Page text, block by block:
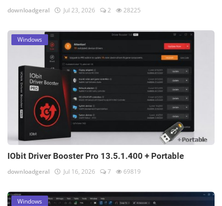
downloadgeral Jul 23, 2026 2 28225
Windows
IObit Driver Booster Pro 13.5.1.400 + Portable
downloadgeral Jul 16, 2026 7 69819
Windows